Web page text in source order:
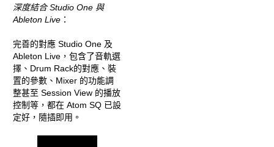
深度結合 Studio One 與
Ableton Live：
完善的對應 Studio One 及
Ableton Live，包含了音軌選
擇、Drum Rack的對應、裝
置的參數、Mixer 的功能調
整甚至 Session View 的播放
控制等，都在 Atom SQ 已設
定好，隨插即用。